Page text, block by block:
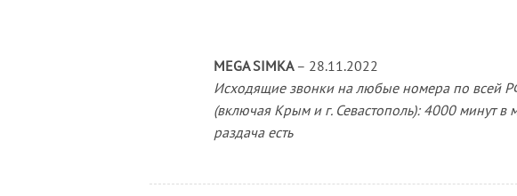
MEGA SIMKA – 28.11.2022
Исходящие звонки на любые номера по всей
(включая Крым и г. Севастополь): 4000 минут в
раздача есть